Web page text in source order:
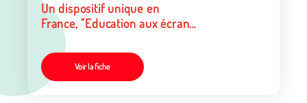
Un dispositif unique en
France, "Education aux écrans"
en Normandie
Voir la fiche